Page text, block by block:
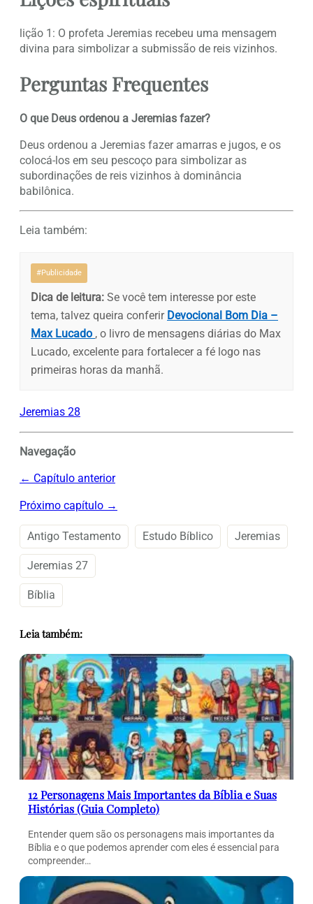
lição 1: O profeta Jeremias recebeu uma mensagem
divina para simbolizar a submissão de reis vizinhos.
Perguntas Frequentes
O que Deus ordenou a Jeremias fazer?
Deus ordenou a Jeremias fazer amarras e jugos, e os
colocá-los em seu pescoço para simbolizar as
subordinações de reis vizinhos à dominância
babilônica.
Leia também:
#Publicidade
Dica de leitura: Se você tem interesse por este
tema, talvez queira conferir Devocional Bom Dia –
Max Lucado , o livro de mensagens diárias do Max
Lucado, excelente para fortalecer a fé logo nas
primeiras horas da manhã.
Jeremias 28
Navegação
← Capítulo anterior
Próximo capítulo →
Antigo Testamento Estudo Bíblico Jeremias
Jeremias 27
Bíblia
Leia também:
12 Personagens Mais Importantes da Bíblia e Suas
Histórias (Guia Completo)
Entender quem são os personagens mais importantes da
Bíblia e o que podemos aprender com eles é essencial para
compreender…